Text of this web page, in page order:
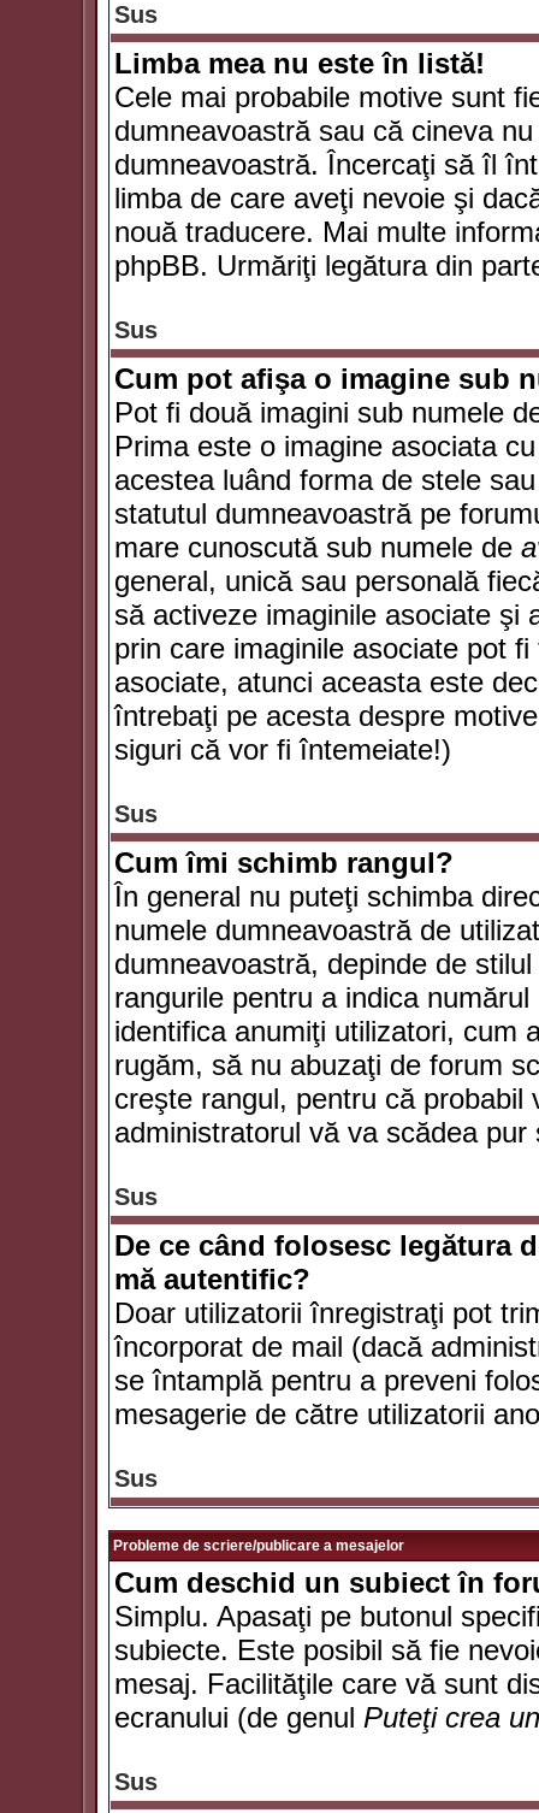
Sus
Limba mea nu este în listă!
Cele mai probabile motive sunt
dumneavoastră sau că cineva
dumneavoastră. Încercaţi să îl
limba de care aveţi nevoie şi
nouă traducere. Mai multe
phpBB. Urmăriţi legătura din
Sus
Cum pot afişa o imagine sub
Pot fi două imagini sub numele
Prima este o imagine asociata
acestea luând forma de stele
statutul dumneavoastră pe
mare cunoscută sub numele de
general, unică sau personală
să activeze imaginile asociate şi
prin care imaginile asociate pot
asociate, atunci aceasta este
întrebaţi pe acesta despre
siguri că vor fi întemeiate!)
Sus
Cum îmi schimb rangul?
În general nu puteţi schimba
numele dumneavoastră de
dumneavoastră, depinde de
rangurile pentru a indica
identifica anumiţi utilizatori, cum
rugăm, să nu abuzaţi de forum
creşte rangul, pentru că
administratorul vă va scădea
Sus
De ce când folosesc legătura
mă autentific?
Doar utilizatorii înregistraţi pot
încorporat de mail (dacă
se întamplă pentru a preveni
mesagerie de către utilizatorii
Sus
Probleme de scriere/publicare a mesajelor
Cum deschid un subiect în
Simplu. Apasaţi pe butonul
subiecte. Este posibil să fie
mesaj. Facilităţile care vă sunt
ecranului (de genul Puteţi crea
Sus